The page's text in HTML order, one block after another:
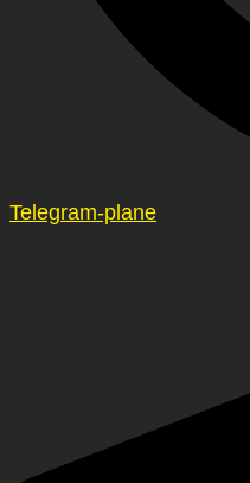
Telegram-plane